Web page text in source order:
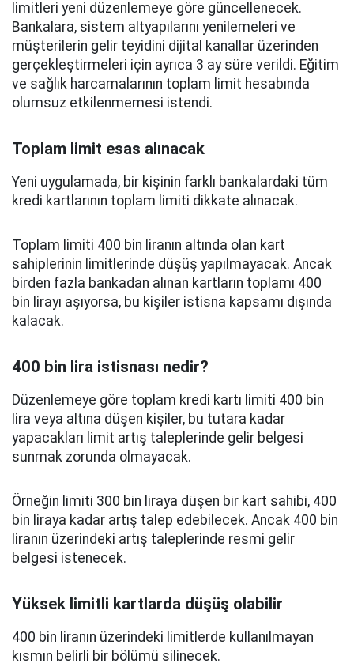
limitleri yeni düzenlemeye göre güncellenecek.
Bankalara, sistem altyapılarını yenilemeleri ve
müşterilerin gelir teyidini dijital kanallar üzerinden
gerçekleştirmeleri için ayrıca 3 ay süre verildi. Eğitim
ve sağlık harcamalarının toplam limit hesabında
olumsuz etkilenmemesi istendi.
Toplam limit esas alınacak
Yeni uygulamada, bir kişinin farklı bankalardaki tüm
kredi kartlarının toplam limiti dikkate alınacak.
Toplam limiti 400 bin liranın altında olan kart
sahiplerinin limitlerinde düşüş yapılmayacak. Ancak
birden fazla bankadan alınan kartların toplamı 400
bin lirayı aşıyorsa, bu kişiler istisna kapsamı dışında
kalacak.
400 bin lira istisnası nedir?
Düzenlemeye göre toplam kredi kartı limiti 400 bin
lira veya altına düşen kişiler, bu tutara kadar
yapacakları limit artış taleplerinde gelir belgesi
sunmak zorunda olmayacak.
Örneğin limiti 300 bin liraya düşen bir kart sahibi, 400
bin liraya kadar artış talep edebilecek. Ancak 400 bin
liranın üzerindeki artış taleplerinde resmi gelir
belgesi istenecek.
Yüksek limitli kartlarda düşüş olabilir
400 bin liranın üzerindeki limitlerde kullanılmayan
kısmın belirli bir bölümü silinecek.